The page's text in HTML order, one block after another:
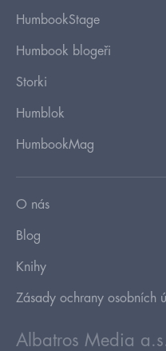
HumbookStage
Humbook blogeři
Storki
Humblok
HumbookMag
O nás
Blog
Knihy
Zásady ochrany osobních
Albatros Media